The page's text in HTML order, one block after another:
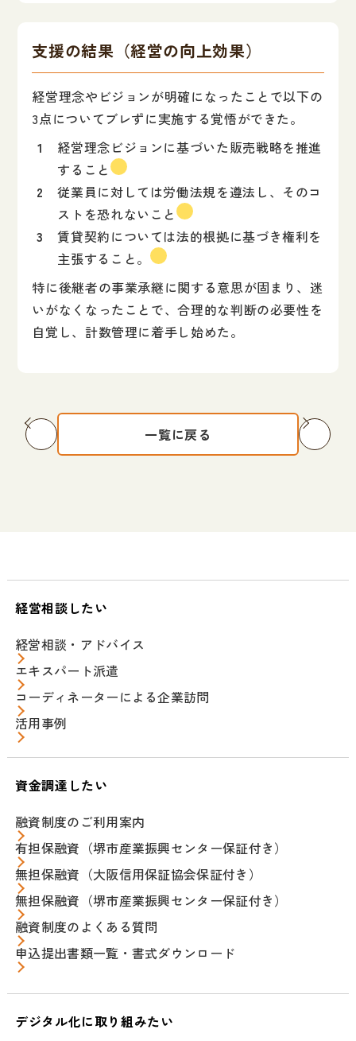
支援の結果（経営の向上効果）
経営理念やビジョンが明確になったことで以下の
3点についてブレずに実施する覚悟ができた。
経営理念ビジョンに基づいた販売戦略を推進
すること
従業員に対しては労働法規を遵法し、そのコ
ストを恐れないこと
賃貸契約については法的根拠に基づき権利を
主張すること。
特に後継者の事業承継に関する意思が固まり、迷
いがなくなったことで、合理的な判断の必要性を
自覚し、計数管理に着手し始めた。
一覧に戻る
経営相談したい
経営相談・アドバイス
エキスパート派遣
コーディネーターによる企業訪問
活用事例
資金調達したい
融資制度のご利用案内
有担保融資（堺市産業振興センター保証付き）
無担保融資（大阪信用保証協会保証付き）
無担保融資（堺市産業振興センター保証付き）
融資制度のよくある質問
申込提出書類一覧・書式ダウンロード
デジタル化に取り組みたい